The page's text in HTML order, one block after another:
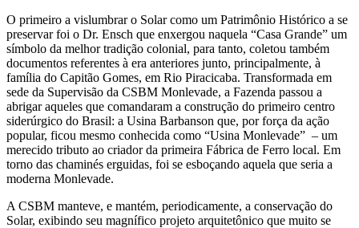
O primeiro a vislumbrar o Solar como um Patrimônio Histórico a se
preservar foi o Dr. Ensch que enxergou naquela “Casa Grande” um
símbolo da melhor tradição colonial, para tanto, coletou também
documentos referentes à era anteriores junto, principalmente, à
família do Capitão Gomes, em Rio Piracicaba. Transformada em
sede da Supervisão da CSBM Monlevade, a Fazenda passou a
abrigar aqueles que comandaram a construção do primeiro centro
siderúrgico do Brasil: a Usina Barbanson que, por força da ação
popular, ficou mesmo conhecida como “Usina Monlevade” – um
merecido tributo ao criador da primeira Fábrica de Ferro local. Em
torno das chaminés erguidas, foi se esboçando aquela que seria a
moderna Monlevade.
A CSBM manteve, e mantém, periodicamente, a conservação do
Solar, exibindo seu magnífico projeto arquitetônico que muito se